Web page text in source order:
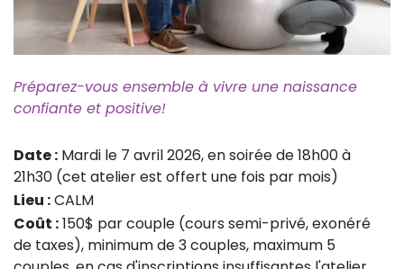
Préparez-vous ensemble à vivre une naissance
confiante et positive!
Date : Mardi le 7 avril 2026, en soirée de 18h00 à
21h30 (cet atelier est offert une fois par mois)
Lieu :CALM
Coût :150$ par couple (cours semi-privé, exonéré
de taxes), minimum de 3 couples, maximum 5